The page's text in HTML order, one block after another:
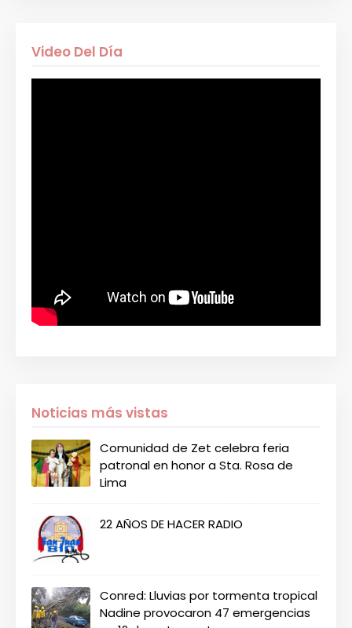
Video Del Día
Noticias más vistas
Comunidad de Zet celebra feria
patronal en honor a Sta. Rosa de
Lima
22 AÑOS DE HACER RADIO
Conred: Lluvias por tormenta tropical
Nadine provocaron 47 emergencias